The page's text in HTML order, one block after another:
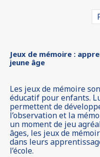
Jeux de mémoire :
jeune âge
Les jeux de mémoire
éducatif pour enfants.
permettent de
l’observation et la
un moment de jeu
âges, les jeux de
dans leurs
l’école.